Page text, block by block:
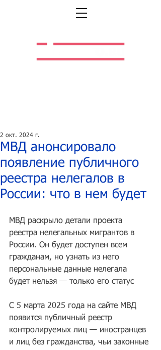
МВД анонсировало
появление публичного
реестра нелегалов в
России: что в нем будет
2 окт. 2024 г.
МВД раскрыло детали проекта
реестра нелегальных мигрантов в
России. Он будет доступен всем
гражданам, но узнать из него
персональные данные нелегала
будет нельзя — только его статус
С 5 марта 2025 года на сайте МВД
появится публичный реестр
контролируемых лиц — иностранцев
и лиц без гражданства, чьи законные